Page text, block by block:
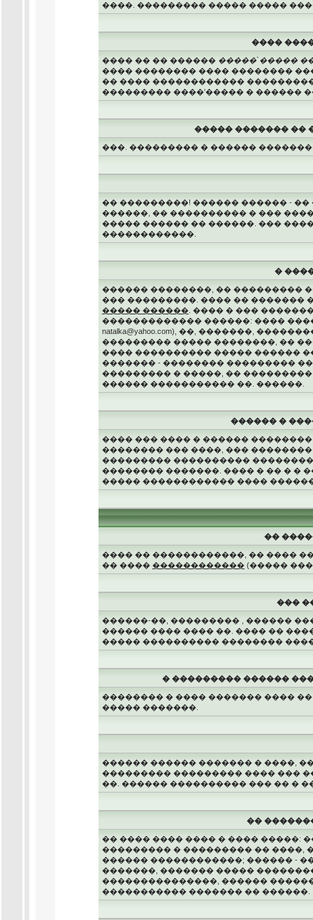
����. ��������� ����� �����
����
���� �� �� ������ �����`�����
���� �������� ���� ��������
�� ���� ������������
��������� ����'����� � ������
����� ������� ��
���. ��������� � ������
�� ���������! ������ ������ -
������, �� ���������� � ���
����� ������ �� ������. ���
������������.
�
������ ��������, �� ���������
��� ���������. ���� �� �������
����� ������ . ���� � ���
������������� ������: ���� ����
natalka@yahoo.com), ��, �������,
��������� ����� ��������, ��
���� ���������� ����� ������
������� - �������� ���������
��������� � �����, ��
������ ����������� ��. ������.
������ �
���� ��� ���� � ������
�������� ��� ����, ���
��������� ����������
�������� �������. ���� � �� � �
����� ������������ ����
��
���� �� ������������, �� ����
�� ���� ������������ (�����
���
������-��, ��������� , ������
������ ���� ���� ��. ���� ��
����� ���������� ��������
� ��������� ������
�������� � ���� ������� ����
����� �������.
������ ������ ������� � ����,
��������� ��������� ���� ���
��. ������ ���������� ��� �� � ��
��
�� ���� ���� ���� � ���� �����:
��������� � ��������� �� ����,
������ ������������; ������ -
�������, ������� �����
���������������, ������
����������� ������� �� ������.